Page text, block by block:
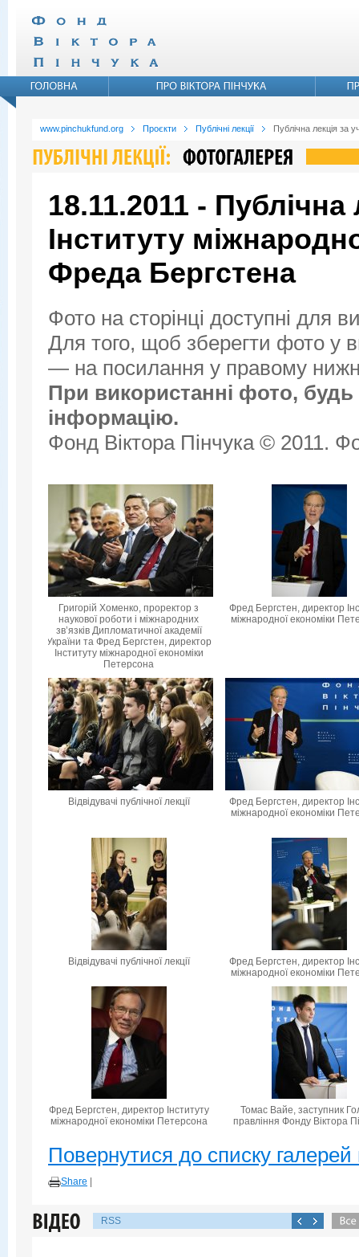
www.pinchukfund.org Проєкти Публічні лекції Публічна лекція за
18.11.2011 - Публічна
Інституту
Фреда Бергстена
Фото на сторінці доступні для
Для того, щоб зберегти фото у
— на посилання у правому
При використанні фото, будь
інформацію.
Фонд Віктора Пінчука © 2011.
Григорій Хоменко, проректор з
наукової роботи і міжнародних
зв’язків Дипломатичної академії
України та Фред Бергстен, директор
Інституту міжнародної економіки
Петерсона
Фред Бергстен, директор
міжнародної економіки
Відвідувачі публічної лекції
Фред Бергстен, директор
міжнародної економіки
Відвідувачі публічної лекції
Фред Бергстен, директор
міжнародної економіки
Фред Бергстен, директор Інституту
міжнародної економіки Петерсона
Томас Вайе, заступник
правління Фонду Віктора
Повернутися до списку галерей
Share
RSS